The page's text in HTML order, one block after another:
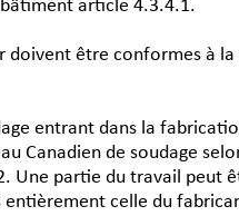
être conformes à la
entrant dans la
de soudage
Une partie du travail peut
celle du